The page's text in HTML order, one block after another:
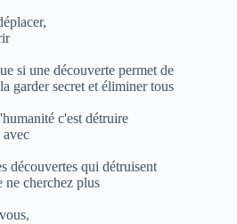
si une découverte permet de
garder secret et éliminer tous
c'est détruire
avec
découvertes qui détruisent
ne cherchez plus